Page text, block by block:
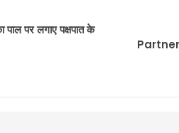
पाल पर लगाए पक्षपात के